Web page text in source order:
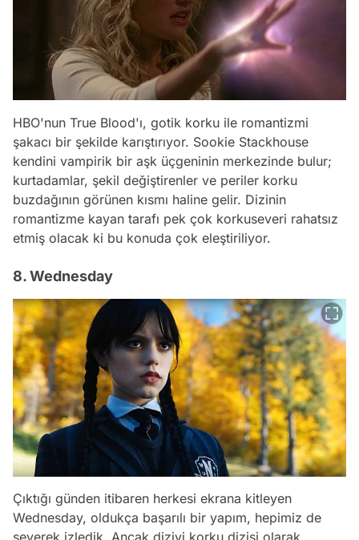
HBO'nun True Blood'ı, gotik korku ile romantizmi
şakacı bir şekilde karıştırıyor. Sookie Stackhouse
kendini vampirik bir aşk üçgeninin merkezinde bulur;
kurtadamlar, şekil değiştirenler ve periler korku
buzdağının görünen kısmı haline gelir. Dizinin
romantizme kayan tarafı pek çok korkuseveri rahatsız
etmiş olacak ki bu konuda çok eleştiriliyor.
8. Wednesday
Çıktığı günden itibaren herkesi ekrana kitleyen
Wednesday, oldukça başarılı bir yapım, hepimiz de
severek izledik. Ancak diziyi korku dizisi olarak